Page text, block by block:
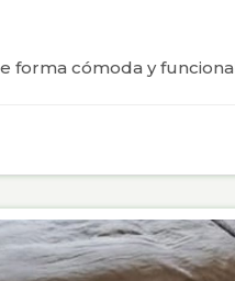
forma cómoda y